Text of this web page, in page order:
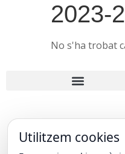
2023-
No s'ha trobat
Utilitzem cookies